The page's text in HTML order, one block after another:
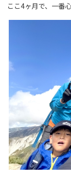
ここ4ヶ月で、一番